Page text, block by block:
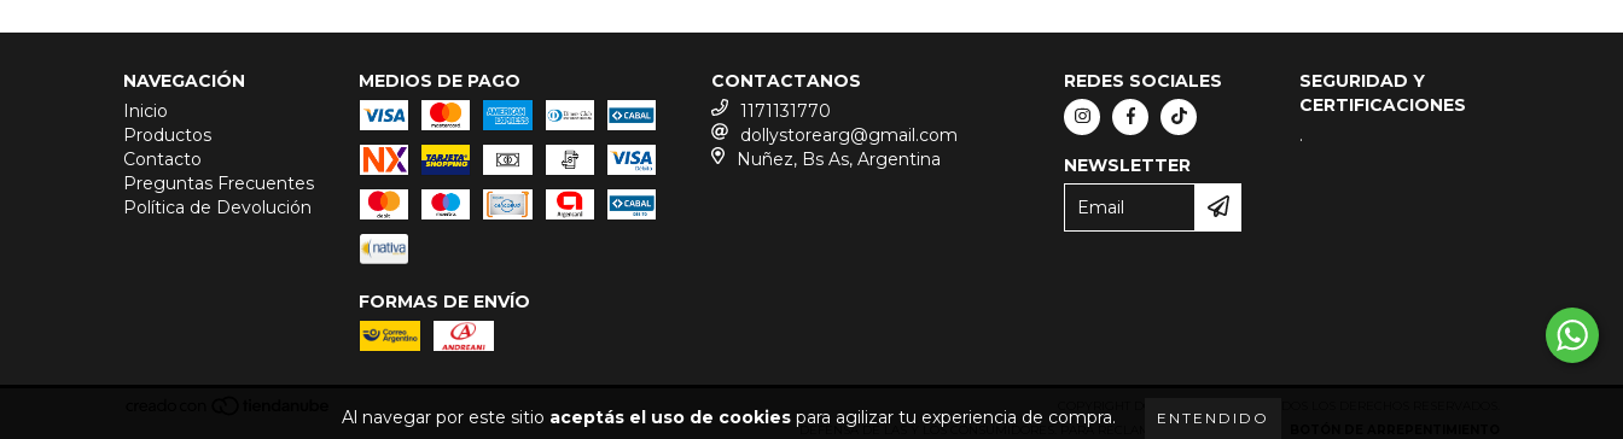
Al navegar por este sitio aceptás el uso de cookies para agilizar tu experiencia de compra. ENTENDIDO
NAVEGACIÓN
Inicio
Productos
Contacto
Preguntas Frecuentes
Política de Devolución
MEDIOS DE PAGO
FORMAS DE ENVÍO
CONTACTANOS
1171131770
dollystorearg@gmail.com
Nuñez, Bs As, Argentina
REDES SOCIALES
NEWSLETTER
SEGURIDAD Y
CERTIFICACIONES
.
DEFENSA DE LAS Y LOS CONSUMIDORES. PARA RECLAMOS